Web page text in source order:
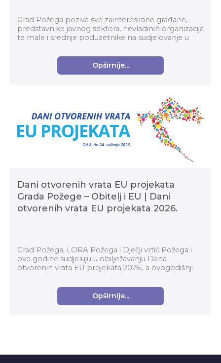
Grad Požega poziva sve zainteresirane građane,
predstavnike javnog sektora, nevladinih organizacija
te male i srednje poduzetnike na sudjelovanje u
Opširnije...
Dani otvorenih vrata EU projekata
Grada Požege – Obitelj i EU | Dani
otvorenih vrata EU projekata 2026.
Grad Požega, LORA Požega i Dječji vrtić Požega i
ove godine sudjeluju u obilježavanju Dana
otvorenih vrata EU projekata 2026., a ovogodišnji
zajedništvu i ...
Opširnije...